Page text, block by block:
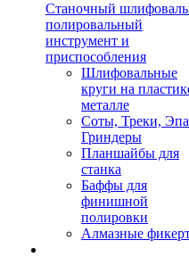
Станочный
полировальный
инструмент и
приспособления
Шлифовальные
круги на
металле
Соты, Треки,
Гриндеры
Планшайбы для
станка
Баффы для
финишной
полировки
Алмазные